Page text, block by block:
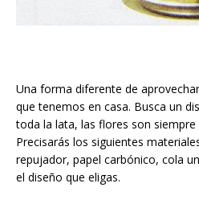
Una forma diferente de
que tenemos en casa. Busca un
toda la lata, las flores son siempre
Precisarás los siguientes
repujador, papel carbónico, cola
el diseño que eligas.